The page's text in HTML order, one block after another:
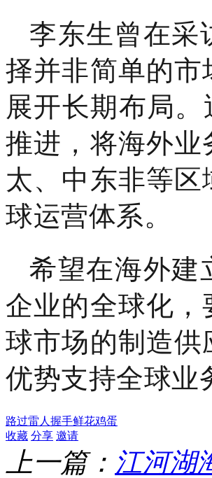
李东生曾在采
择并非简单的
展开长期布局
推进，将海外
太、中东非等
球运营体系。
希望在海外建
企业的全球化
球市场的制造
优势支持全球业
路过雷人 握手鲜花鸡蛋
收藏 分享 邀请
上一篇： 江河湖